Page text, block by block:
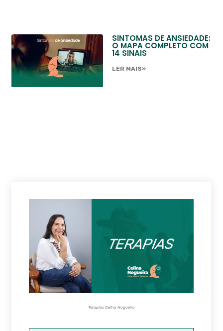
SINTOMAS DE ANSIEDADE:
O MAPA COMPLETO COM
14 SINAIS
LER MAIS»
Terapias Celina Nogueira